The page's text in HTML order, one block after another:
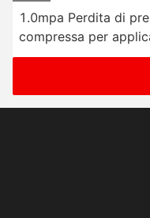
1.0mpa Perdita di
compressa per